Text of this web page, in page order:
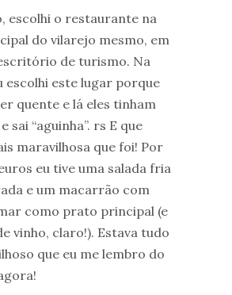
escolhi o restaurante na
do vilarejo mesmo, em
de turismo. Na
escolhi este lugar porque
quente e lá eles tinham
sai “aguinha”. rs E que
maravilhosa que foi! Por
eu tive uma salada fria
e um macarrão com
como prato principal (e
vinho, claro!). Estava tudo
que eu me lembro do